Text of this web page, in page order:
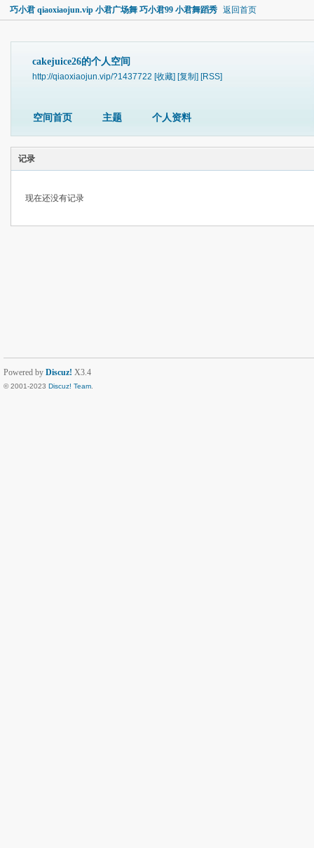
巧小君 qiaoxiaojun.vip 小君广场舞 巧小君99 小君舞蹈秀 返回首页
cakejuice26的个人空间
http://qiaoxiaojun.vip/?1437722 [收藏] [复制] [RSS]
空间首页 主题 个人资料
记录
现在还没有记录
Powered by Discuz! X3.4
© 2001-2023 Discuz! Team